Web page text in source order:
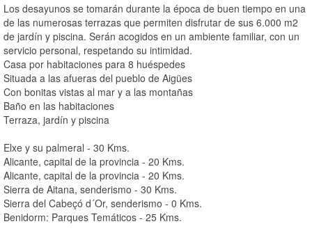
Los desayunos se tomarán durante la época de buen tiempo en una
de las numerosas terrazas que permiten disfrutar de sus 6.000 m2
de jardín y piscina. Serán acogidos en un ambiente familiar, con un
servicio personal, respetando su intimidad.
Casa por habitaciones para 8 huéspedes
Situada a las afueras del pueblo de Aigües
Con bonitas vistas al mar y a las montañas
Baño en las habitaciones
Terraza, jardín y piscina
Elxe y su palmeral - 30 Kms.
Alicante, capital de la provincia - 20 Kms.
Alicante, capital de la provincia - 20 Kms.
Sierra de Aitana, senderismo - 30 Kms.
Sierra del Cabeçó d´Or, senderismo - 0 Kms.
Benidorm: Parques Temáticos - 25 Kms.